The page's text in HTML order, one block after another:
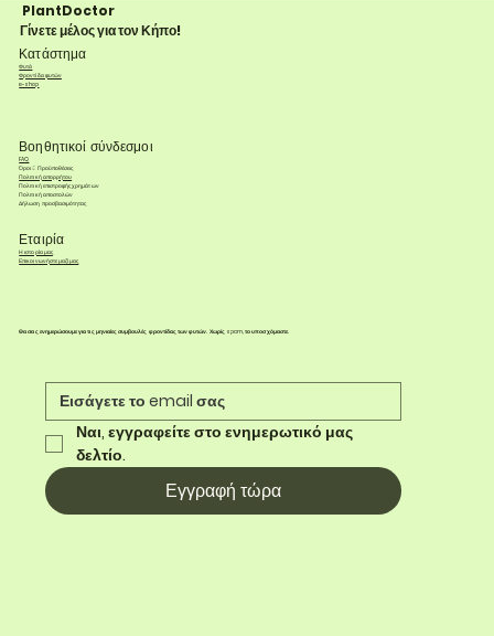
PlantDoctor
Γίνετε μέλος για τον Κήπο!
Κατάστημα
Φυτά
Φροντίδα φυτών
e-shop
Βοηθητικοί σύνδεσμοι
FAQ
Όροι & Προϋποθέσεις
Πολιτική απορρήτου
Πολιτική επιστροφής χρημάτων
Πολιτική αποστολών
Δήλωση προσβασιμότητας
Εταιρία
Η ιστορία μας
Επικοινωνήστε μαζί μας
Θα σας ενημερώσουμε για τις μηνιαίες συμβουλές φροντίδας των φυτών. Χωρίς spam, το υποσχόμαστε.
Ναι, εγγραφείτε στο ενημερωτικό μας
δελτίο.
Εγγραφή τώρα